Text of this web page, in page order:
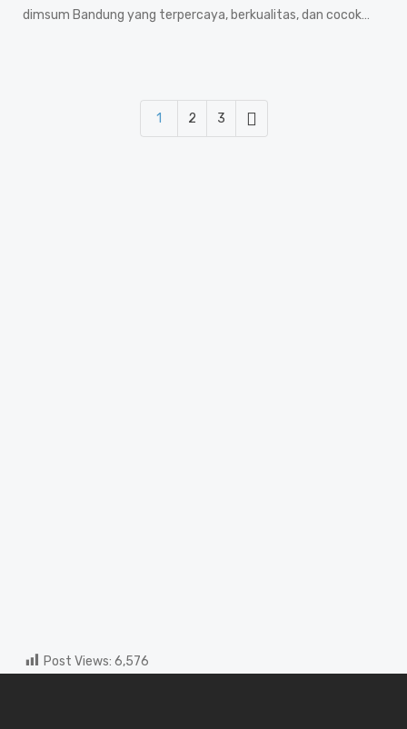
dimsum Bandung yang terpercaya, berkualitas, dan cocok…
1 2 3
Post Views: 6,576